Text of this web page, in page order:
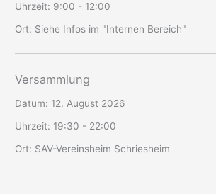
Uhrzeit: 9:00 - 12:00
Ort: Siehe Infos im "Internen Bereich"
Versammlung
Datum: 12. August 2026
Uhrzeit: 19:30 - 22:00
Ort: SAV-Vereinsheim Schriesheim